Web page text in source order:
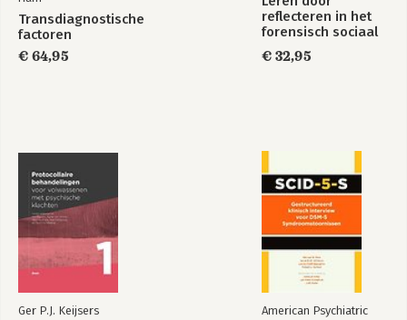
Transdiagnostische
factoren
€ 64,95
reflecteren in het
forensisch sociaal
domein
€ 32,95
Ger P.J. Keijsers
American Psychiatric